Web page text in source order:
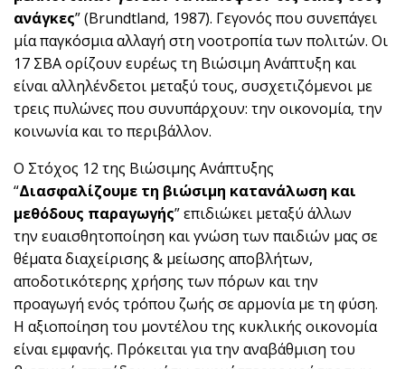
ανάγκες” (Brundtland, 1987). Γεγονός που συνεπάγει
μία παγκόσμια αλλαγή στη νοοτροπία των πολιτών. Οι
17 ΣΒΑ ορίζουν ευρέως τη Βιώσιμη Ανάπτυξη και
είναι αλληλένδετοι μεταξύ τους, συσχετιζόμενοι με
τρεις πυλώνες που συνυπάρχουν: την οικονομία, την
κοινωνία και το περιβάλλον.
Ο Στόχος 12 της Βιώσιμης Ανάπτυξης
“Διασφαλίζουμε τη βιώσιμη κατανάλωση και
μεθόδους παραγωγής” επιδιώκει μεταξύ άλλων
την ευαισθητοποίηση και γνώση των παιδιών μας σε
θέματα διαχείρισης & μείωσης αποβλήτων,
αποδοτικότερης χρήσης των πόρων και την
προαγωγή ενός τρόπου ζωής σε αρμονία με τη φύση.
Η αξιοποίηση του μοντέλου της κυκλικής οικονομία
είναι εμφανής. Πρόκειται για την αναβάθμιση του